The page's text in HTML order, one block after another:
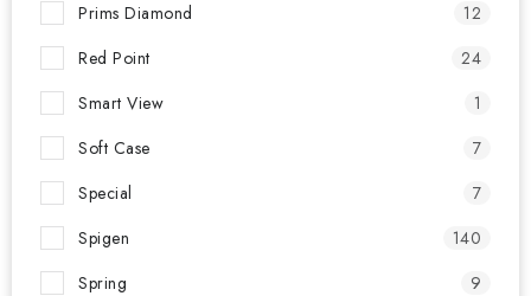
Prims Diamond
12
Red Point
24
Smart View
1
Soft Case
7
Special
7
Spigen
140
Spring
9